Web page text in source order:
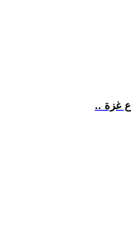
غزة